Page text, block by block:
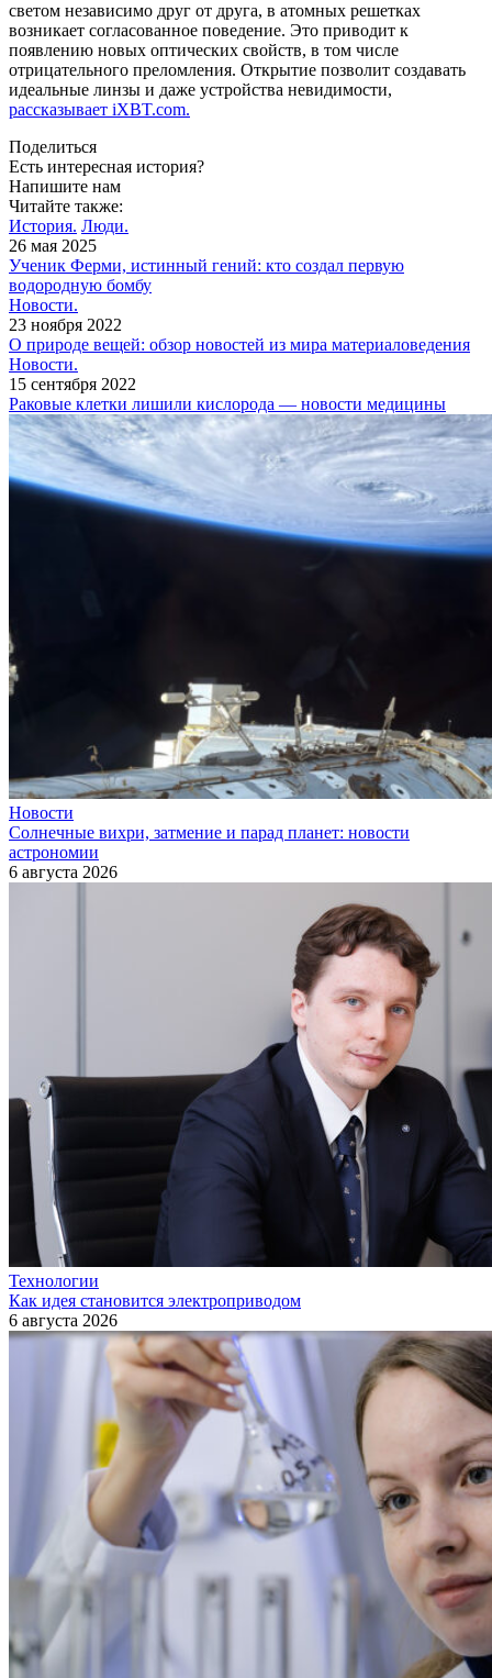
светом независимо друг от друга, в атомных решетках
возникает согласованное поведение. Это приводит к
появлению новых оптических свойств, в том числе
отрицательного преломления. Открытие позволит создавать
идеальные линзы и даже устройства невидимости,
рассказывает iXBT.com.
Поделиться
Есть интересная история?
Напишите нам
Читайте также:
История. Люди.
26 мая 2025
Ученик Ферми, истинный гений: кто создал первую
водородную бомбу
Новости.
23 ноября 2022
О природе вещей: обзор новостей из мира материаловедения
Новости.
15 сентября 2022
Раковые клетки лишили кислорода — новости медицины
Новости
Солнечные вихри, затмение и парад планет: новости
астрономии
6 августа 2026
Технологии
Как идея становится электроприводом
6 августа 2026